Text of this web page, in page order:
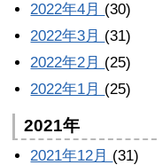
2022年4月 (30)
2022年3月 (31)
2022年2月 (25)
2022年1月 (25)
2021年
2021年12月 (31)